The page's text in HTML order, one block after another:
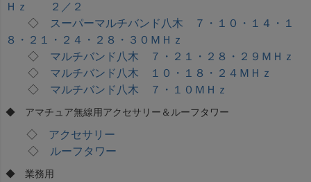
Ｈｚ ２／２
◇ スーパーマルチバンド八木 ７・１０・１４・１
８・２１・２４・２８・３０ＭＨｚ
◇ マルチバンド八木 ７・２１・２８・２９ＭＨｚ
◇ マルチバンド八木 １０・１８・２４ＭＨｚ
◇ マルチバンド八木 ７・１０ＭＨｚ
◆ アマチュア無線用アクセサリー＆ルーフタワー
◇ アクセサリー
◇ ルーフタワー
◆ 業務用